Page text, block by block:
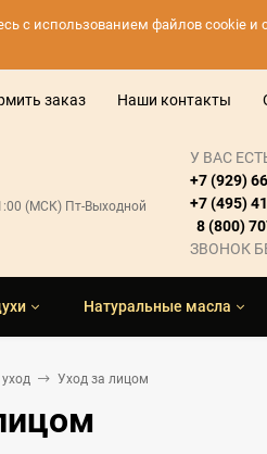
с использованием файлов cookie
заказ Наши контакты
(МСК) Пт-Выходной
У ВАС
+7 (929)
+7 (495)
8 (800)
ЗВОНОК
Натуральные масла
Уход за лицом